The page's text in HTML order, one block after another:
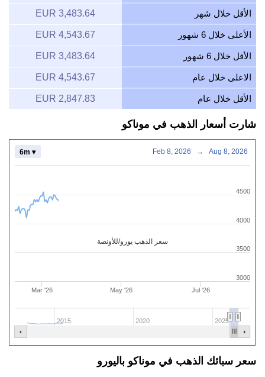
الأقل خلال شهر 3,483.64 EUR
الأعلى خلال 6 شهور 4,543.67 EUR
الأقل خلال 6 شهور 3,483.64 EUR
الاعلى خلال عام 4,543.67 EUR
الأقل خلال عام 2,847.83 EUR
شارت أسعار الذهب في موناكو
سعر الذهب يورو/للأونصة
Mar '26 May '26 Jul '26
2015 2020 2025
3500
4000
4500
3000
6m ▾ Feb 8, 2026 → Aug 8, 2026
سعر سبائك الذهب في موناكو باليورو